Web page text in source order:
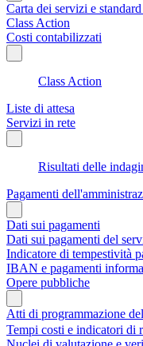
Carta dei servizi e
Class Action
Costi contabilizzati
Class Action
Liste di attesa
Servizi in rete
Risultati delle
Pagamenti
Dati sui pagamenti
Dati sui pagamenti del
Indicatore di tempestività
IBAN e pagamenti
Opere pubbliche
Atti di programmazione
Tempi costi e indicatori di